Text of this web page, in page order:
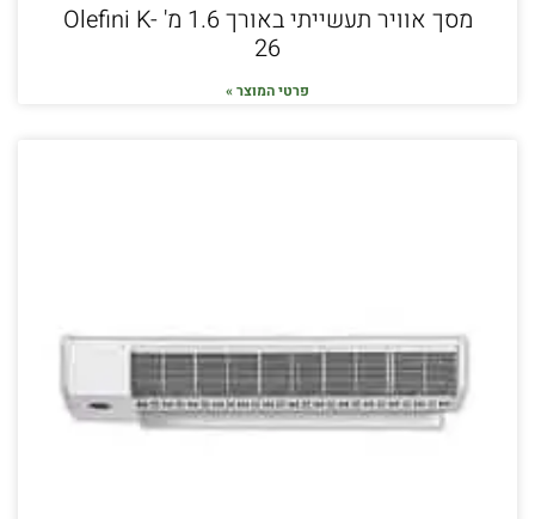
מסך אוויר תעשייתי באורך 1.6 מ' Olefini K-
26
פרטי המוצר »